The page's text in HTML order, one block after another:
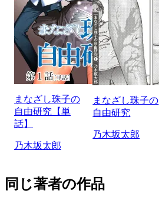
まなざし珠子の
自由研究【単
話】
乃木坂太郎
まなざし珠子の
自由研究
乃木坂太郎
同じ著者の作品